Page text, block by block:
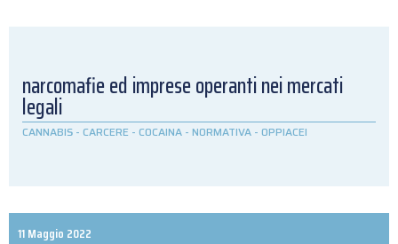
narcomafie ed imprese operanti nei mercati
legali
CANNABIS - CARCERE - COCAINA - NORMATIVA - OPPIACEI
11 Maggio 2022